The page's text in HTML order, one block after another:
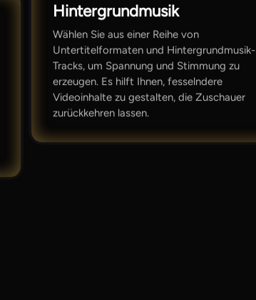
Hintergrundmusik
Wählen Sie aus einer Reihe von
Untertitelformaten und Hintergrundmusik-
Tracks, um Spannung und Stimmung zu
erzeugen. Es hilft Ihnen, fesselndere
Videoinhalte zu gestalten, die Zuschauer
zurückkehren lassen.